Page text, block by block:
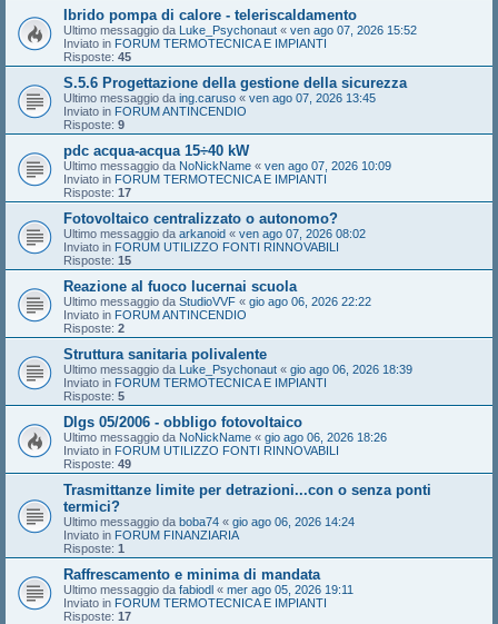
Ibrido pompa di calore - teleriscaldamento
Ultimo messaggio da Luke_Psychonaut « ven ago 07, 2026 15:52
Inviato in FORUM TERMOTECNICA E IMPIANTI
Risposte: 45
S.5.6 Progettazione della gestione della sicurezza
Ultimo messaggio da ing.caruso « ven ago 07, 2026 13:45
Inviato in FORUM ANTINCENDIO
Risposte: 9
pdc acqua-acqua 15÷40 kW
Ultimo messaggio da NoNickName « ven ago 07, 2026 10:09
Inviato in FORUM TERMOTECNICA E IMPIANTI
Risposte: 17
Fotovoltaico centralizzato o autonomo?
Ultimo messaggio da arkanoid « ven ago 07, 2026 08:02
Inviato in FORUM UTILIZZO FONTI RINNOVABILI
Risposte: 15
Reazione al fuoco lucernai scuola
Ultimo messaggio da StudioVVF « gio ago 06, 2026 22:22
Inviato in FORUM ANTINCENDIO
Risposte: 2
Struttura sanitaria polivalente
Ultimo messaggio da Luke_Psychonaut « gio ago 06, 2026 18:39
Inviato in FORUM TERMOTECNICA E IMPIANTI
Risposte: 5
Dlgs 05/2006 - obbligo fotovoltaico
Ultimo messaggio da NoNickName « gio ago 06, 2026 18:26
Inviato in FORUM UTILIZZO FONTI RINNOVABILI
Risposte: 49
Trasmittanze limite per detrazioni...con o senza ponti
termici?
Ultimo messaggio da boba74 « gio ago 06, 2026 14:24
Inviato in FORUM FINANZIARIA
Risposte: 1
Raffrescamento e minima di mandata
Ultimo messaggio da fabiodl « mer ago 05, 2026 19:11
Inviato in FORUM TERMOTECNICA E IMPIANTI
Risposte: 17